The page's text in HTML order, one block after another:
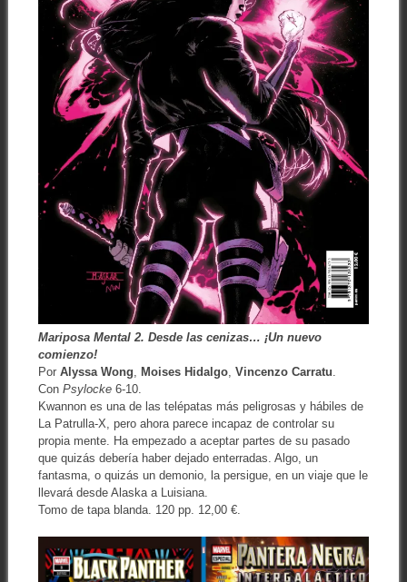
Mariposa Mental 2. Desde las cenizas… ¡Un nuevo
comienzo!
Por Alyssa Wong, Moises Hidalgo, Vincenzo Carratu.
Con Psylocke6-10.
Kwannon es una de las telépatas más peligrosas y hábiles de
La Patrulla-X, pero ahora parece incapaz de controlar su
propia mente. Ha empezado a aceptar partes de su pasado
que quizás debería haber dejado enterradas. Algo, un
fantasma, o quizás un demonio, la persigue, en un viaje que le
llevará desde Alaska a Luisiana.
Tomo de tapa blanda. 120 pp. 12,00 €.